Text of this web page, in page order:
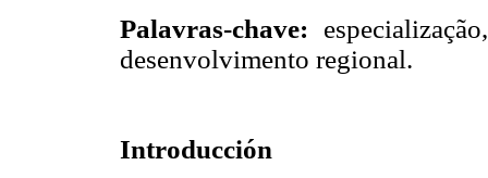
Palavras-chave:
desenvolvimento regional.
Introducción